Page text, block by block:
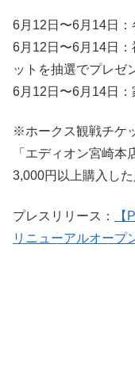
6月12日〜6月14日
6月12日〜6月14日
ットを抽選でプレゼ
6月12日〜6月14日
※ホークス観戦チケ
「エディオン宮崎
3,000円以上購入した
プレスリリース：
リニューアルオープ